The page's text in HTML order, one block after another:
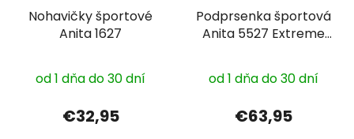
Nohavičky športové
Anita 1627
od 1 dňa do 30 dní
€32,95
Podprsenka športová
Anita 5527 Extreme
hodnotenie
produktu
je
od 1 dňa do 30 dní
€63,95